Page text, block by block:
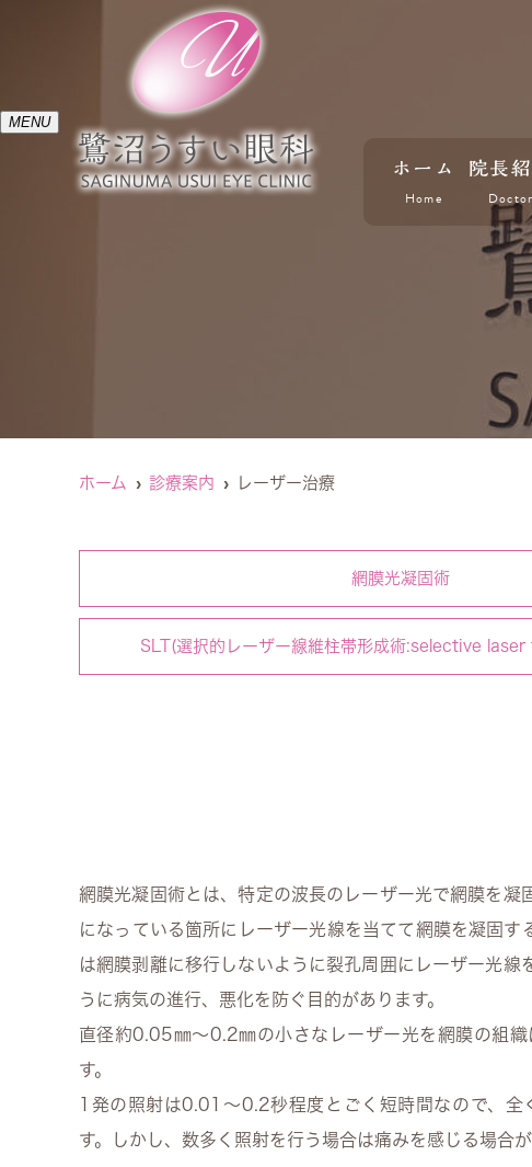
MENU
ホーム
Home
院長
Doctor
ホーム 診療案内 レーザー治療
網膜光凝固術
SLT(選択的レーザー線維柱帯形成術:selective
網膜光凝固術とは、特定の波長のレーザー光で網膜を
になっている箇所にレーザー光線を当てて網膜を凝固
は網膜剥離に移行しないように裂孔周囲にレーザー光
うに病気の進行、悪化を防ぐ目的があります。
直径約0.05㎜〜0.2㎜の小さなレーザー光を網膜の組
す。
1発の照射は0.01〜0.2秒程度とごく短時間なので、
す。しかし、数多く照射を行う場合は痛みを感じる場合が